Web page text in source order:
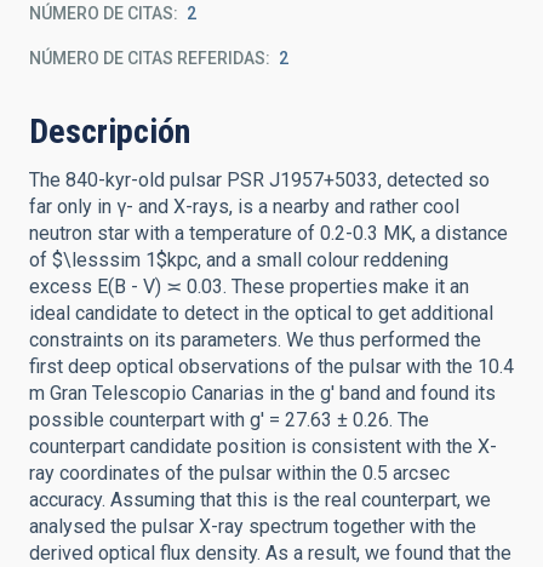
NÚMERO DE CITAS 2
NÚMERO DE CITAS REFERIDAS 2
Descripción
The 840-kyr-old pulsar PSR J1957+5033, detected so
far only in γ- and X-rays, is a nearby and rather cool
neutron star with a temperature of 0.2-0.3 MK, a distance
of $\lesssim 1$kpc, and a small colour reddening
excess E(B - V) ≍ 0.03. These properties make it an
ideal candidate to detect in the optical to get additional
constraints on its parameters. We thus performed the
first deep optical observations of the pulsar with the 10.4
m Gran Telescopio Canarias in the g' band and found its
possible counterpart with g' = 27.63 ± 0.26. The
counterpart candidate position is consistent with the X-
ray coordinates of the pulsar within the 0.5 arcsec
accuracy. Assuming that this is the real counterpart, we
analysed the pulsar X-ray spectrum together with the
derived optical flux density. As a result, we found that the